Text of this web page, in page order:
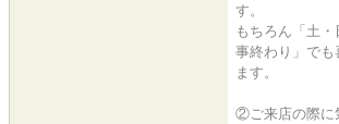
す。
もちろん「土
事終わり」でも
ます。
②ご来店の際に